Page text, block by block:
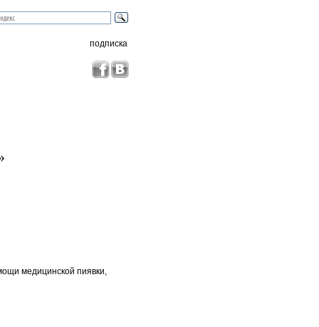
подписка
медицинской пиявки,